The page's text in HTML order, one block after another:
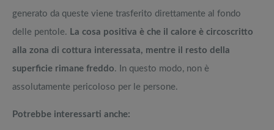
generato da queste viene trasferito direttamente al fondo
delle pentole. La cosa positiva è che il calore è circoscritto
alla zona di cottura interessata, mentre il resto della
superficie rimane freddo. In questo modo, non è
assolutamente pericoloso per le persone.
Potrebbe interessarti anche: